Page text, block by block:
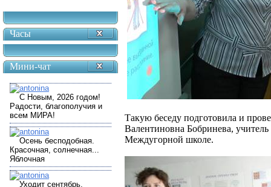
Часы
Мини-чат
Такую беседу подготовила и
Валентиновна Бобринева,
Междугорной школе.